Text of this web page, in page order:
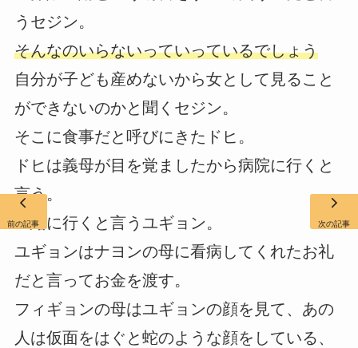
うセジン。
そんなのいらないっていっているでしょう
自分が子ども産めないから女として見ること
ができないのかと聞くセジン。
そこに食事だと呼びにきたドヒ。
ドヒは義母が目を覚ましたから病院に行くと
言う。
一緒に行くと言うユギョン。
ユギョンはナヨンの母に看病してくれたお礼
だと言ってお金を渡す。
フィギョンの母はユギョンの顔を見て、あの
人は仮面をはぐと蛇のような顔をしている、
前の記事 次の記事